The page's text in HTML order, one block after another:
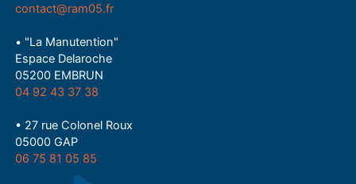
contact@ram05.fr
• "La Manutention"
Espace Delaroche
05200 EMBRUN
04 92 43 37 38
• 27 rue Colonel Roux
05000 GAP
06 75 81 05 85